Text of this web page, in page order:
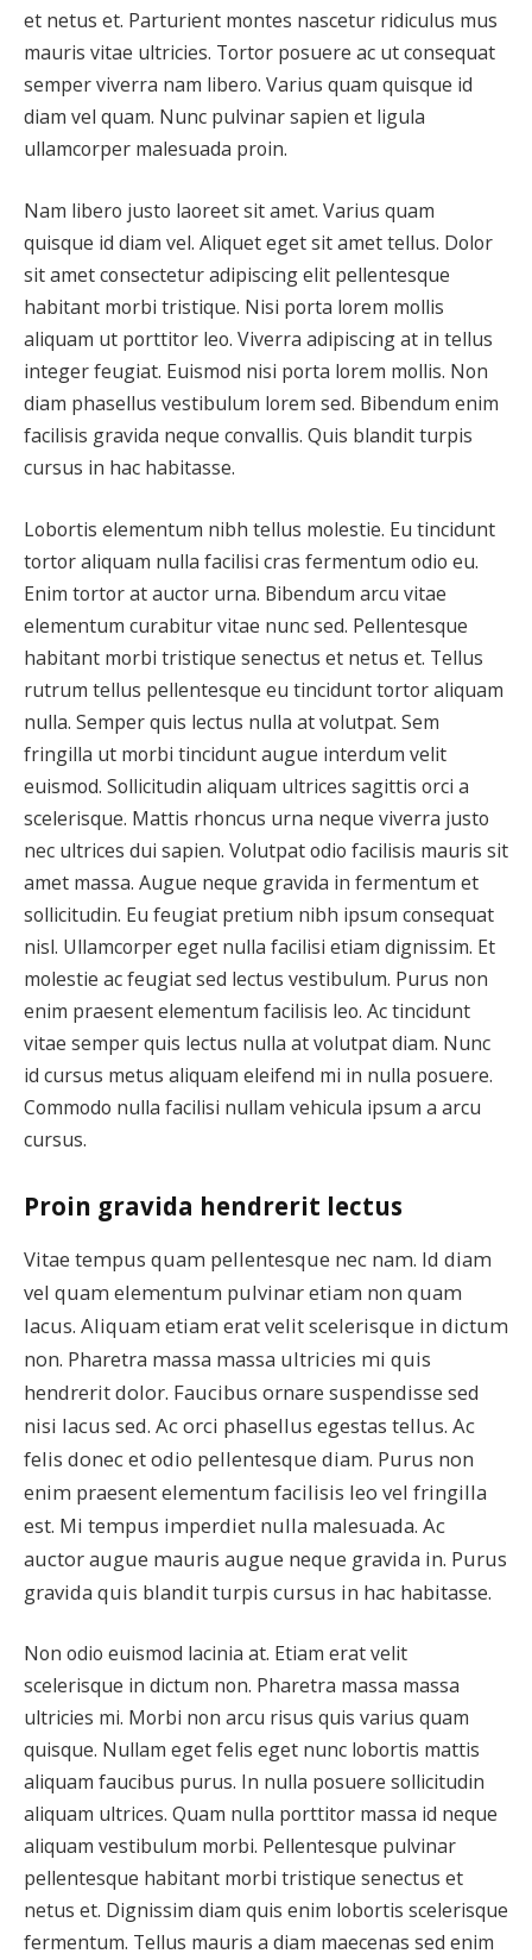
et netus et. Parturient montes nascetur ridiculus mus
mauris vitae ultricies. Tortor posuere ac ut consequat
semper viverra nam libero. Varius quam quisque id
diam vel quam. Nunc pulvinar sapien et ligula
ullamcorper malesuada proin.
Nam libero justo laoreet sit amet. Varius quam
quisque id diam vel. Aliquet eget sit amet tellus. Dolor
sit amet consectetur adipiscing elit pellentesque
habitant morbi tristique. Nisi porta lorem mollis
aliquam ut porttitor leo. Viverra adipiscing at in tellus
integer feugiat. Euismod nisi porta lorem mollis. Non
diam phasellus vestibulum lorem sed. Bibendum enim
facilisis gravida neque convallis. Quis blandit turpis
cursus in hac habitasse.
Lobortis elementum nibh tellus molestie. Eu tincidunt
tortor aliquam nulla facilisi cras fermentum odio eu.
Enim tortor at auctor urna. Bibendum arcu vitae
elementum curabitur vitae nunc sed. Pellentesque
habitant morbi tristique senectus et netus et. Tellus
rutrum tellus pellentesque eu tincidunt tortor aliquam
nulla. Semper quis lectus nulla at volutpat. Sem
fringilla ut morbi tincidunt augue interdum velit
euismod. Sollicitudin aliquam ultrices sagittis orci a
scelerisque. Mattis rhoncus urna neque viverra justo
nec ultrices dui sapien. Volutpat odio facilisis mauris sit
amet massa. Augue neque gravida in fermentum et
sollicitudin. Eu feugiat pretium nibh ipsum consequat
nisl. Ullamcorper eget nulla facilisi etiam dignissim. Et
molestie ac feugiat sed lectus vestibulum. Purus non
enim praesent elementum facilisis leo. Ac tincidunt
vitae semper quis lectus nulla at volutpat diam. Nunc
id cursus metus aliquam eleifend mi in nulla posuere.
Commodo nulla facilisi nullam vehicula ipsum a arcu
cursus.
Proin gravida hendrerit lectus
Vitae tempus quam pellentesque nec nam. Id diam
vel quam elementum pulvinar etiam non quam
lacus. Aliquam etiam erat velit scelerisque in dictum
non. Pharetra massa massa ultricies mi quis
hendrerit dolor. Faucibus ornare suspendisse sed
nisi lacus sed. Ac orci phasellus egestas tellus. Ac
felis donec et odio pellentesque diam. Purus non
enim praesent elementum facilisis leo vel fringilla
est. Mi tempus imperdiet nulla malesuada. Ac
auctor augue mauris augue neque gravida in. Purus
gravida quis blandit turpis cursus in hac habitasse.
Non odio euismod lacinia at. Etiam erat velit
scelerisque in dictum non. Pharetra massa massa
ultricies mi. Morbi non arcu risus quis varius quam
quisque. Nullam eget felis eget nunc lobortis mattis
aliquam faucibus purus. In nulla posuere sollicitudin
aliquam ultrices. Quam nulla porttitor massa id neque
aliquam vestibulum morbi. Pellentesque pulvinar
pellentesque habitant morbi tristique senectus et
netus et. Dignissim diam quis enim lobortis scelerisque
fermentum. Tellus mauris a diam maecenas sed enim